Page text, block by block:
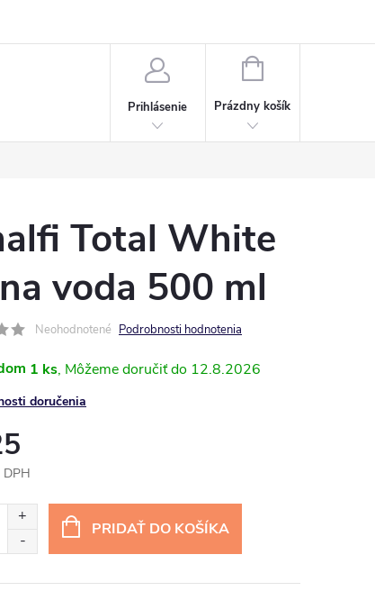
Prihlásenie
NÁKUPNÝ
Prázdny košík
Total White
voda 500 ml
Neohodnotené Podrobnosti hodnotenia
1 ks 12.8.2026
doručenia
DPH
PRIDAŤ DO KOŠÍKA